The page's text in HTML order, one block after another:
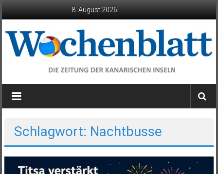
8. August 2026
Wochenblatt
die
Kanarischen
Inseln
Schlagwort: Nachtbusse